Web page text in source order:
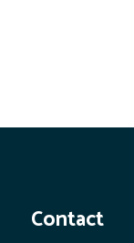
Contact